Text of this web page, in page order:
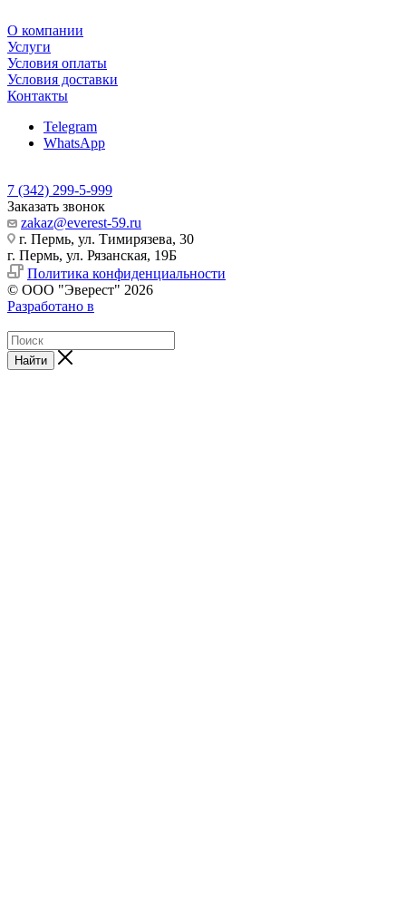
О компании
Услуги
Условия оплаты
Условия доставки
Контакты
Telegram
WhatsApp
7 (342) 299-5-999
Заказать звонок
zakaz@everest-59.ru
г. Пермь, ул. Тимирязева, 30
г. Пермь, ул. Рязанская, 19Б
Политика конфиденциальности
© ООО "Эверест" 2026
Разработано в
Найти